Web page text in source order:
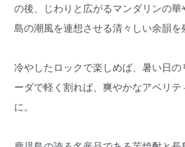
の後、じわりと広がるマンダリンの
島の潮風を連想させる清々しい余韻を
冷やしたロックで楽しめば、暑い日
ーダで軽く割れば、爽やかなアペリ
に。